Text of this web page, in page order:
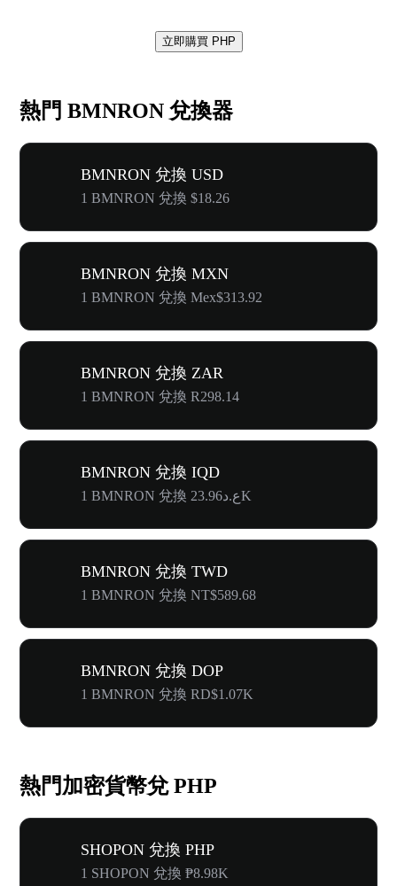
立即購買 PHP
熱門 BMNRON 兌換器
BMNRON 兌換 USD
1 BMNRON 兌換 $18.26
BMNRON 兌換 MXN
1 BMNRON 兌換 Mex$313.92
BMNRON 兌換 ZAR
1 BMNRON 兌換 R298.14
BMNRON 兌換 IQD
1 BMNRON 兌換 ع.د23.96K
BMNRON 兌換 TWD
1 BMNRON 兌換 NT$589.68
BMNRON 兌換 DOP
1 BMNRON 兌換 RD$1.07K
熱門加密貨幣兌 PHP
SHOPON 兌換 PHP
1 SHOPON 兌換 ₱8.98K